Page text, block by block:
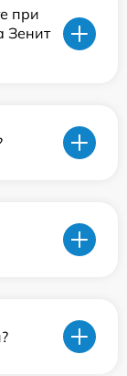
при
Зенит